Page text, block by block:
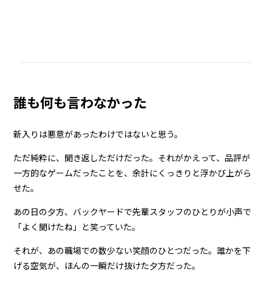
誰も何も言わなかった
新入りは悪意があったわけではないと思う。
ただ純粋に、聞き返しただけだった。それがかえって、品評が
一方的なゲームだったことを、余計にくっきりと浮かび上がら
せた。
あの日の夕方、バックヤードで先輩スタッフのひとりが小声で
「よく聞けたね」と笑っていた。
それが、あの職場での数少ない笑顔のひとつだった。誰かを下
げる空気が、ほんの一瞬だけ抜けた夕方だった。